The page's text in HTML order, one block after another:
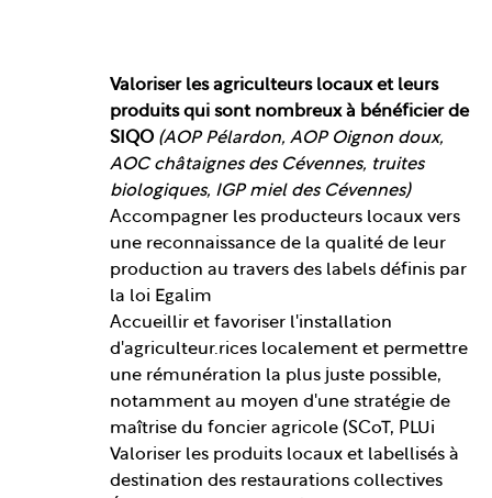
Valoriser les agriculteurs locaux et leurs
produits qui sont nombreux à bénéficier de
SIQO (AOP Pélardon, AOP Oignon doux,
AOC châtaignes des Cévennes, truites
biologiques, IGP miel des Cévennes)
Accompagner les producteurs locaux vers
une reconnaissance de la qualité de leur
production au travers des labels définis par
la loi Egalim
Accueillir et favoriser l'installation
d'agriculteur.rices localement et permettre
une rémunération la plus juste possible,
notamment au moyen d'une stratégie de
maîtrise du foncier agricole (SCoT, PLUi
Valoriser les produits locaux et labellisés à
destination des restaurations collectives